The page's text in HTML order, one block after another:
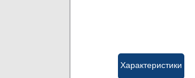
Характеристики